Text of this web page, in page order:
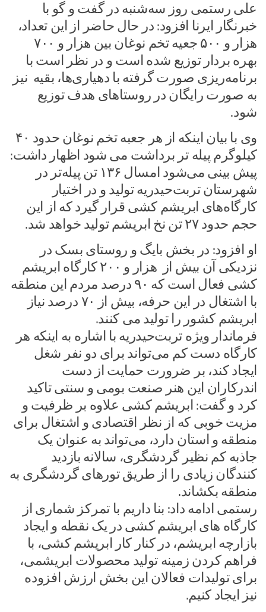
علی رستمی روز سه‌شنبه در گفت و گو با
خبرنگار ایرنا افزود: در حال حاضر از این تعداد،
هزار و ۵۰۰ جعیه تخم نوغان بین هزار و ۷۰۰
بهره بردار توزیع شده است و در نظر است با
برنامه‌ریزی صورت گرفته با دهیاری‌ها، بقیه نیز
به صورت رایگان در روستاهای هدف توزیع
شود.
وی با بیان اینکه از هر جعبه تخم نوغان حدود ۴۰
کیلوگرم پیله تر برداشت می شود اظهار داشت:
پیش بینی می‌شود امسال ۱۳۶ تن پیله‌تر در
شهرستان تربت‌حیدریه تولید و در اختیار
کارگاه‌های ابریشم کشی قرار گیرد که از این
حجم حدود ۲۷ تن نخ ابریشم تولید خواهد شد.
او افزود: در بخش بایگ و روستای بسک در
نزدیکی آن بیش از هزار و ۲۰۰ کارگاه ابریشم
کشی فعال است که ۹۰ درصد مردم این منطقه
با اشتغال در این حرفه، بیش از ۷۰ درصد نیاز
ابریشم کشور را تولید می کنند.
فرماندار ویژه تربت‌حیدریه با اشاره به اینکه هر
کارگاه دست کم می‌تواند برای دو نفر شغل
ایجاد کند، بر ضرورت حمایت از دست
اندرکاران این هنر صنعت بومی و سنتی تاکید
کرد و گفت: ابریشم کشی علاوه بر ظرفیت و
مزیت خوبی که از نظر اقتصادی و اشتغال برای
منطقه و استان دارد، می‌تواند به عنوان یک
جاذبه کم نظیر گردشگری، سالانه بازدید
کنندگان زیادی را از طریق تورهای گردشگری به
منطقه بکشاند.
رستمی ادامه داد: بنا داریم با تمرکز شماری از
کارگاه های ابریشم کشی در یک نقطه و ایجاد
بازارچه ابریشم، در کنار کار ابریشم کشی، با
فراهم کردن زمینه تولید محصولات ابریشمی،
برای تولیدات فعالان این بخش ارزش افزوده
نیز ایجاد کنیم.